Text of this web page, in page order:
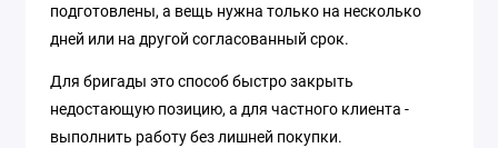
подготовлены, а вещь нужна только на несколько
дней или на другой согласованный срок.
Для бригады это способ быстро закрыть
недостающую позицию, а для частного клиента -
выполнить работу без лишней покупки.